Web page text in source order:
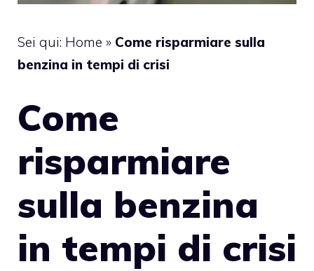
Sei qui: Home » Come risparmiare sulla
benzina in tempi di crisi
Come
risparmiare
sulla benzina
in tempi di crisi